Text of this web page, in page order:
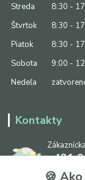
Streda
8:30 -
Štvrtok
8:30 -
Piatok
8:30 -
Sobota
9:00 -
Nedeľa
Kontakty
+421
(Po-Pia,
🍪